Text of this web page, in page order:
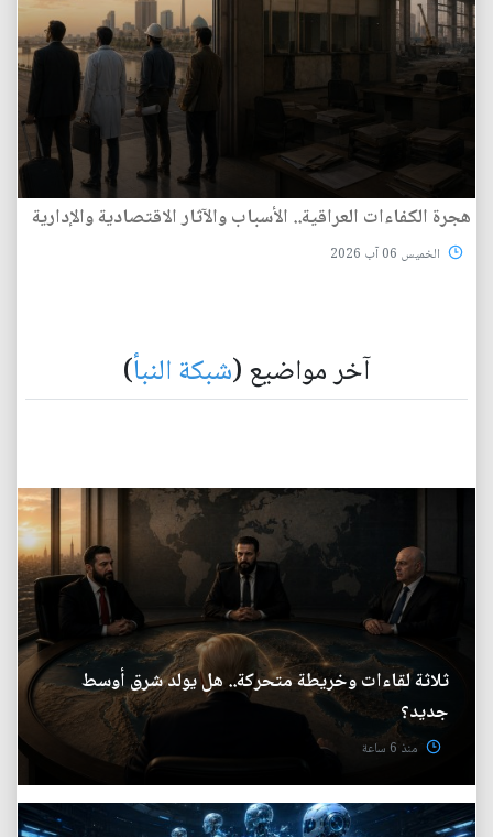
هجرة الكفاءات العراقية.. الأسباب والآثار الاقتصادية والإدارية
الخميس 06 آب 2026
آخر مواضيع (شبكة النبأ)
ثلاثة لقاءات وخريطة متحركة.. هل يولد شرق أوسط
جديد؟
منذ 6 ساعة